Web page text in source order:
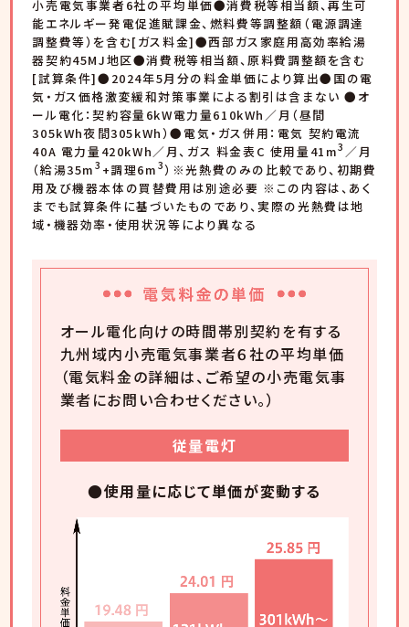
⼩売電気事業者6社の平均単価●消費税等相当額、再⽣可
能エネルギー発電促進賦課⾦、燃料費等調整額（電源調達
調整費等）を含む[ガス料⾦]●⻄部ガス家庭⽤⾼効率給湯
器契約45MJ地区●消費税等相当額、原料費調整額を含む
[試算条件]●2024年5⽉分の料⾦単価により算出●国の電
気・ガス価格激変緩和対策事業による割引は含まない ●オ
ール電化：契約容量6kW電力量610kWh／月（昼間
305kWh夜間305kWh）●電気・ガス併用：電気 契約電流
40A 電力量420kWh／月、ガス 料金表C 使用量41m3 ／月
（給湯35m3 +調理6m 3）※光熱費のみの比較であり、初期費
用及び機器本体の買替費用は別途必要 ※この内容は、あく
までも試算条件に基づいたものであり、実際の光熱費は地
域・機器効率・使用状況等により異なる
オール電化向けの時間帯別契約を有する
九州域内小売電気事業者６社の平均単価
（電気料金の詳細は、ご希望の小売電気事
業者にお問い合わせください。）
従量電灯
●使用量に応じて単価が変動する